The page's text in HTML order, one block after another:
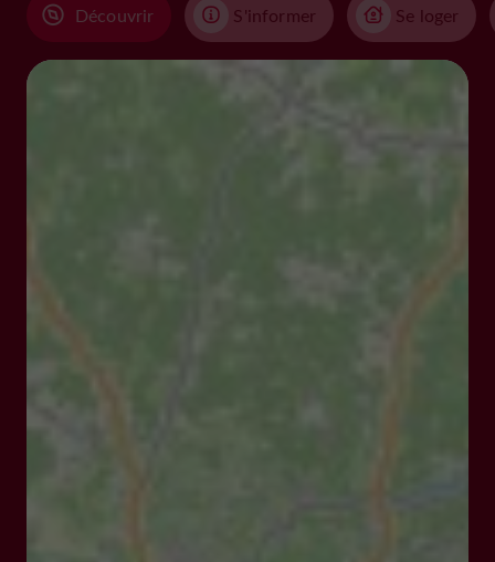
Découvrir S'informer Se loger